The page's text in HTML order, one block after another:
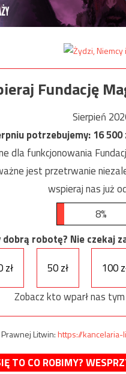
Fundację
Sierpień
potrzebujemy:16 500
dla funkcjonowania
jest przetrwanie
wspieraj nas już
8%
dobrą robotę? Nie czekaj
zł
50 zł 100
Zobacz kto wparł nas tym
Litwin:https://kancelaria-
TO CO ROBIMY?